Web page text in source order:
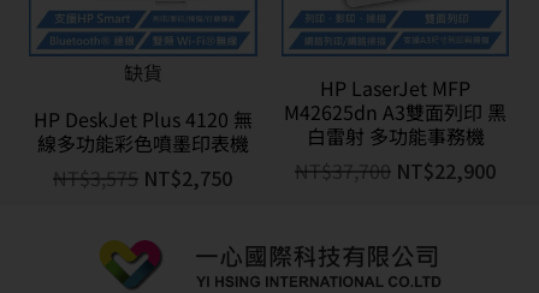
缺貨
HP DeskJet Plus 4120 無
線多功能彩色噴墨印表機
NT$3,575 NT$2,750
HP LaserJet MFP
M42625dn A3雙面列印 黑
白雷射 多功能事務機
NT$37,700 NT$22,900